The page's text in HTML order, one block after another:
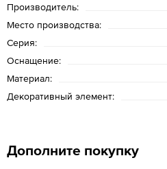
Производитель:
Место производства:
Серия:
Оснащение:
Материал:
Декоративный элемент:
Дополните покупку